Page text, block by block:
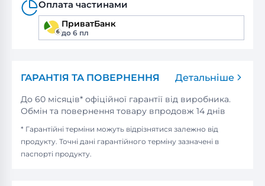
Оплата частинами
ПриватБанк
до 6 пл
ГАРАНТІЯ ТА ПОВЕРНЕННЯ Детальніше
До 60 місяців* офіційної гарантії від виробника.
Обмін та повернення товару впродовж 14 днів
* Гарантійні терміни можуть відрізнятися залежно від
продукту. Точні дані гарантійного терміну зазначені в
паспорті продукту.